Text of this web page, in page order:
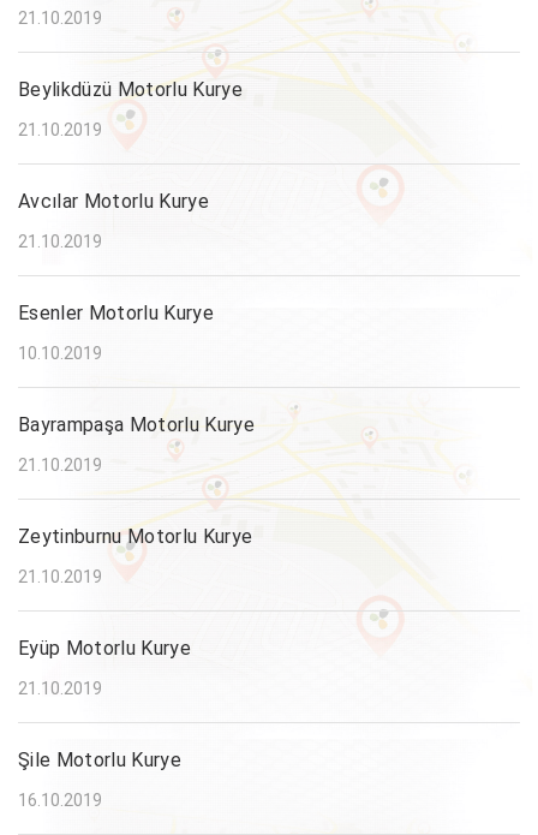
21.10.2019
Beylikdüzü Motorlu Kurye
21.10.2019
Avcılar Motorlu Kurye
21.10.2019
Esenler Motorlu Kurye
10.10.2019
Bayrampaşa Motorlu Kurye
21.10.2019
Zeytinburnu Motorlu Kurye
21.10.2019
Eyüp Motorlu Kurye
21.10.2019
Şile Motorlu Kurye
16.10.2019